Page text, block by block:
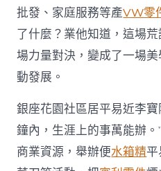
批發、家庭服務等產VW零
了什麼？業他知道，這場
場力量對決，變成了一場
動發展。
銀座花園社區居平易近李
鐘內，生涯上的事萬能辦
商業資源，舉辦便水箱精